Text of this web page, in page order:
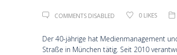
COMMENTS DISABLED 0 LIKES
Der 40-jährige hat Medienmanagement
Straße in München tätig. Seit 2010